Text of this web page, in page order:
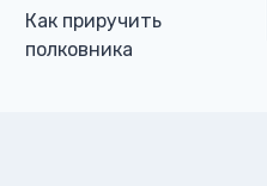
по
Как приручить
полковника